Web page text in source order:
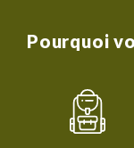
Pourquoi